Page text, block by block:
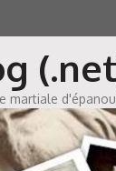
martiale